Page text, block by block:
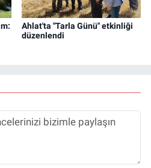
Ahlat'ta "Tarla Günü" etkinliği
düzenlendi